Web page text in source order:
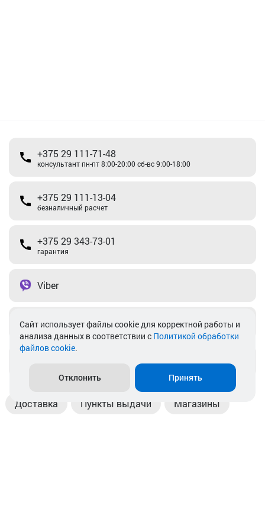
+375 29 111-71-48
консультант пн-пт 8:00-20:00 сб-вс 9:00-18:00
+375 29 111-13-04
безналичный расчет
+375 29 343-73-01
гарантия
Viber
Telegram
Доставка Пункты выдачи Магазины
Cайт использует файлы cookie для корректной работы и
анализа данных в соответствии с Политикой обработки
файлов cookie.
Отклонить Принять